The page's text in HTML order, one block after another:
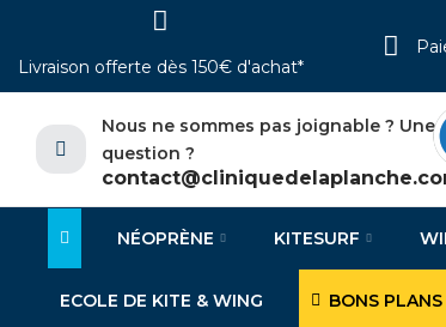
Livraison offerte dès 150€ d'achat*
Nous ne sommes pas joignable ? Une
question ?
NÉOPRÈNE KITESURF
ECOLE DE KITE & WING BONS PLANS